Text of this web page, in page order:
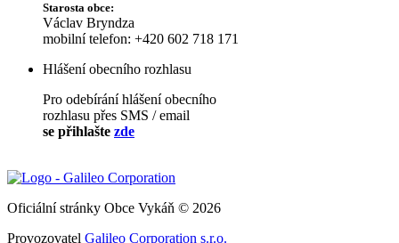
Starosta obce:
Václav Bryndza
mobilní telefon: +420 602 718 171
Hlášení obecního rozhlasu
Pro odebírání hlášení obecního
rozhlasu přes SMS / email
se přihlašte zde
Oficiální stránky Obce Vykáň © 2026
Provozovatel Galileo Corporation s.r.o.